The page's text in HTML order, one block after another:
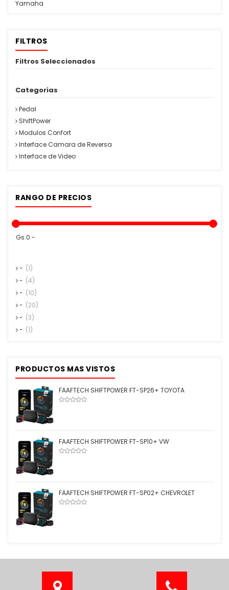
Yamaha
FILTROS
Filtros Seleccionados
Categorias
Pedal
ShiftPower
Modulos Confort
Interface Camara de Reversa
Interface de Video
RANGO DE PRECIOS
Gs.0 -
- (1)
- (4)
- (10)
- (20)
- (3)
- (1)
PRODUCTOS MAS VISTOS
FAAFTECH SHIFTPOWER FT-SP26+ TOYOTA
FAAFTECH SHIFTPOWER FT-SP10+ VW
FAAFTECH SHIFTPOWER FT-SP02+ CHEVROLET